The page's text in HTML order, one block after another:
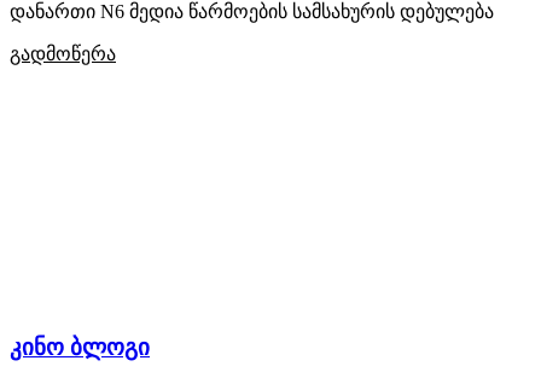
დანართი N6 მედია წარმოების სამსახურის დებულება
გადმოწერა
კინო ბლოგი